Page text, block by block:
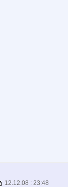
12.12.08 : 23:48